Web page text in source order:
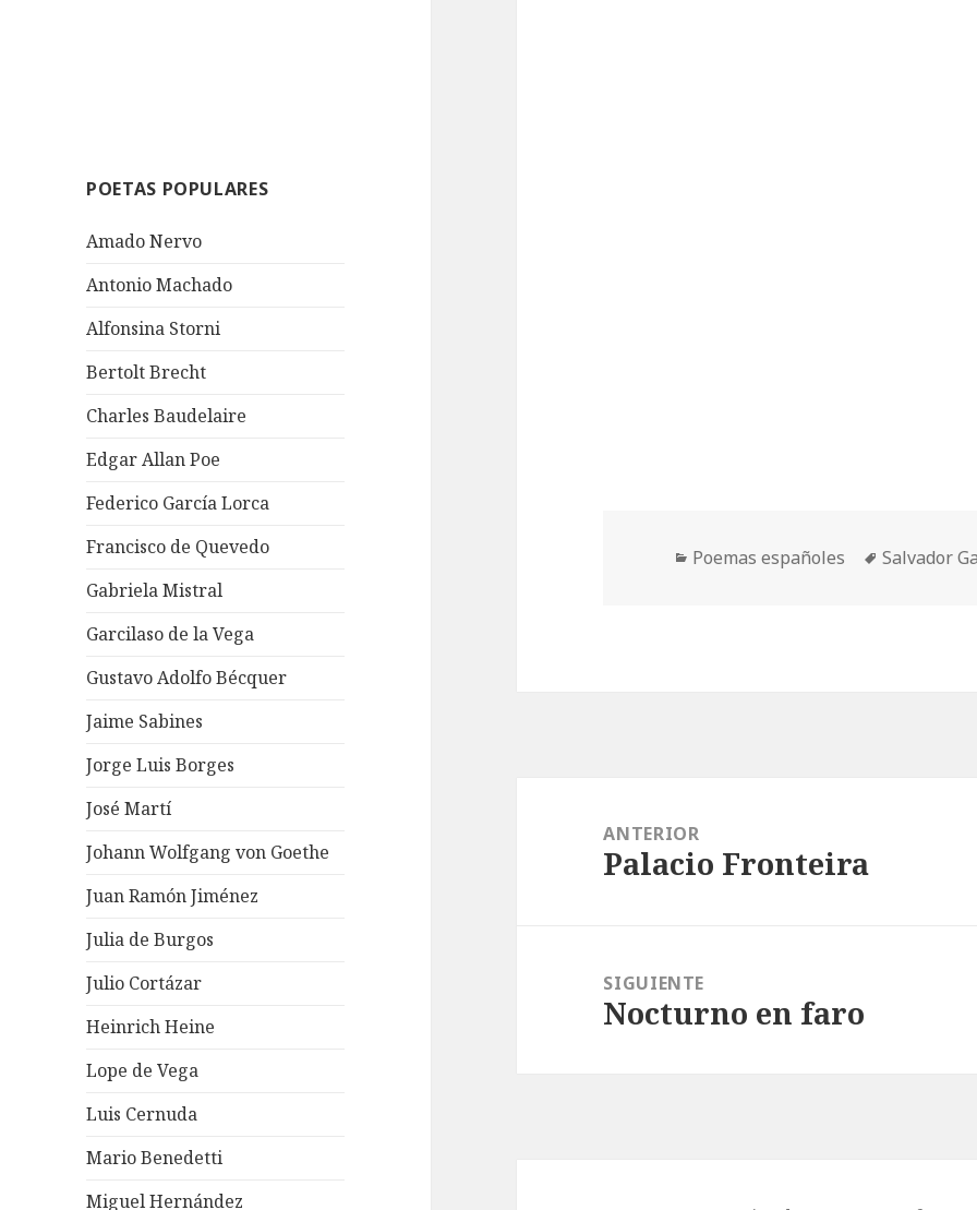
POETAS POPULARES
Amado Nervo
Antonio Machado
Alfonsina Storni
Bertolt Brecht
Charles Baudelaire
Edgar Allan Poe
Federico García Lorca
Francisco de Quevedo
Gabriela Mistral
Garcilaso de la Vega
Gustavo Adolfo Bécquer
Jaime Sabines
Jorge Luis Borges
José Martí
Johann Wolfgang von Goethe
Juan Ramón Jiménez
Julia de Burgos
Julio Cortázar
Heinrich Heine
Lope de Vega
Luis Cernuda
Mario Benedetti
Miguel Hernández
Categorías
Poemas españoles Etiquetas
Salvador
entradas
ANTERIOR
Entrada
Palacio Fronteira
SIGUIENTE
Entrada
Nocturno en faro